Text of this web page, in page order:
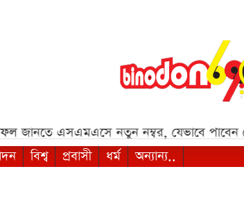
নতুন নম্বর, যেভাবে পাবেন রেজাল্ট***
বিশ্ব প্রবাসী ধর্ম অন্যান্য..